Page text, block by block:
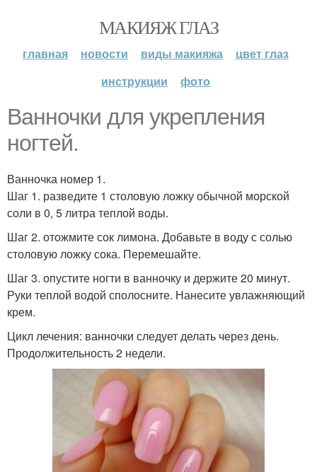
МАКИЯЖ ГЛАЗ
главная новости виды макияжа
цвет глаз
инструкции
фото
Ванночки для укрепления
ногтей.
Ванночка номер 1.
Шаг 1. разведите 1 столовую ложку обычной морской
соли в 0, 5 литра теплой воды.
Шаг 2. отожмите сок лимона. Добавьте в воду с солью
столовую ложку сока. Перемешайте.
Шаг 3. опустите ногти в ванночку и держите 20 минут.
Руки теплой водой сполосните. Нанесите увлажняющий
крем.
Цикл лечения: ванночки следует делать через день.
Продолжительность 2 недели.